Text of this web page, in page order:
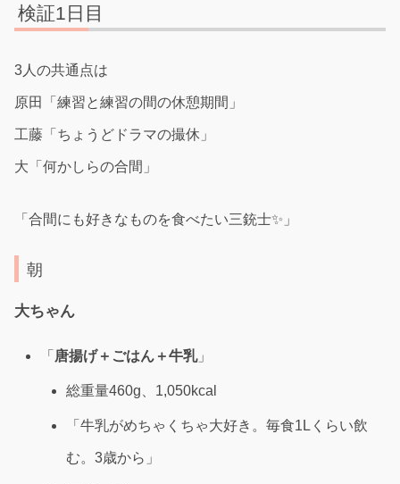
検証1日目
3人の共通点は
原田「練習と練習の間の休憩期間」
工藤「ちょうどドラマの撮休」
大「何かしらの合間」
「合間にも好きなものを食べたい三銃士✨」
朝
大ちゃん
「 唐揚げ＋ごはん＋牛乳」
総重量460g、1,050kcal
「牛乳がめちゃくちゃ大好き。毎食1Lくらい飲
む。3歳から」